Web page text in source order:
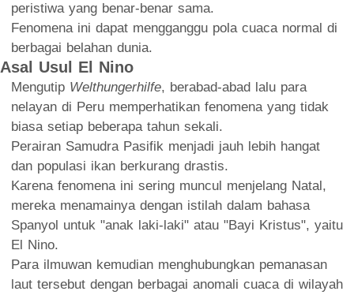
peristiwa yang benar-benar sama.
Fenomena ini dapat mengganggu pola cuaca normal di
berbagai belahan dunia.
Asal Usul El Nino
Mengutip Welthungerhilfe, berabad-abad lalu para
nelayan di Peru memperhatikan fenomena yang tidak
biasa setiap beberapa tahun sekali.
Perairan Samudra Pasifik menjadi jauh lebih hangat
dan populasi ikan berkurang drastis.
Karena fenomena ini sering muncul menjelang Natal,
mereka menamainya dengan istilah dalam bahasa
Spanyol untuk "anak laki-laki" atau "Bayi Kristus", yaitu
El Nino.
Para ilmuwan kemudian menghubungkan pemanasan
laut tersebut dengan berbagai anomali cuaca di wilayah